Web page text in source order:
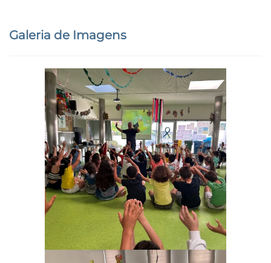
Galeria de Imagens
Ampliar